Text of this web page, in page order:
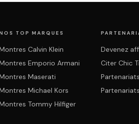
TOP MARQUES
Calvin Klein
Emporio Armani
Maserati
Michael Kors
Tommy Hilfiger
Devenez
Citer Chic